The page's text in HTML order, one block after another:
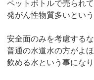
ペットボトルで売られ
発がん性物質多いとい
安全面のみを考慮する
普通の水道水の方がよ
飲める水という事になり